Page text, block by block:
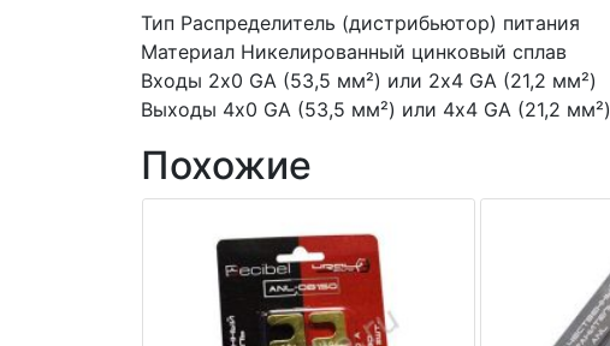
Тип Распределитель (дистрибьютор) питания
Материал Никелированный цинковый сплав
Входы 2х0 GA (53,5 мм²) или 2х4 GA (21,2 мм²)
Выходы 4х0 GA (53,5 мм²) или 4х4 GA (21,2 мм²)
Похожие